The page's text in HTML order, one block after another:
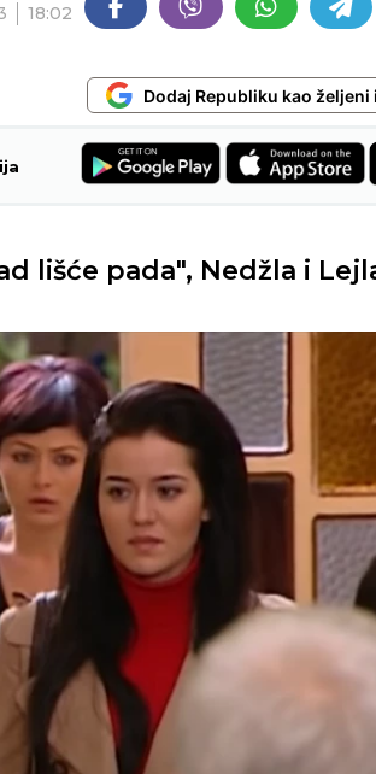
18:02
Dodaj Republiku kao
lišće pada", Nedžla i